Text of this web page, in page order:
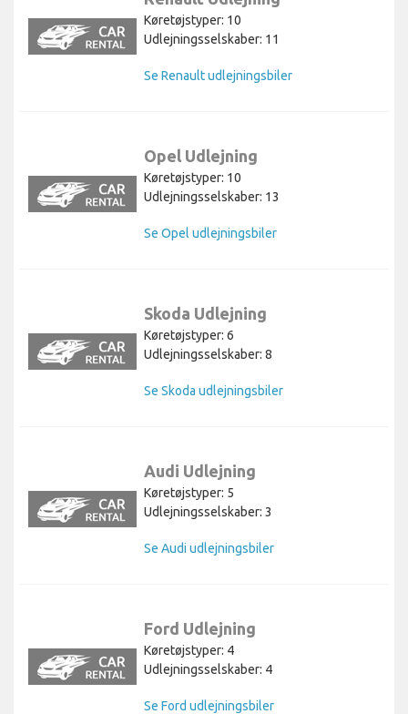
Køretøjstyper: 10
Udlejningsselskaber: 11
Se Renault udlejningsbiler
Opel Udlejning
Køretøjstyper: 10
Udlejningsselskaber: 13
Se Opel udlejningsbiler
Skoda Udlejning
Køretøjstyper: 6
Udlejningsselskaber: 8
Se Skoda udlejningsbiler
Audi Udlejning
Køretøjstyper: 5
Udlejningsselskaber: 3
Se Audi udlejningsbiler
Ford Udlejning
Køretøjstyper: 4
Udlejningsselskaber: 4
Se Ford udlejningsbiler